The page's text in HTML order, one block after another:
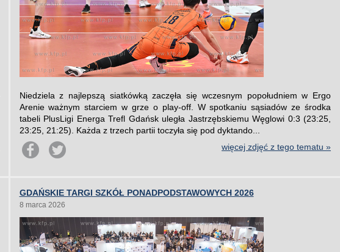
Niedziela z najlepszą siatkówką zaczęła się wczesnym popołudniem w Ergo
Arenie ważnym starciem w grze o play-off. W spotkaniu sąsiadów ze środka
tabeli PlusLigi Energa Trefl Gdańsk uległa Jastrzębskiemu Węglowi 0:3 (23:25,
23:25, 21:25). Każda z trzech partii toczyła się pod dyktando...
więcej zdjęć z tego tematu »
GDAŃSKIE TARGI SZKÓŁ PONADPODSTAWOWYCH 2026
8 marca 2026